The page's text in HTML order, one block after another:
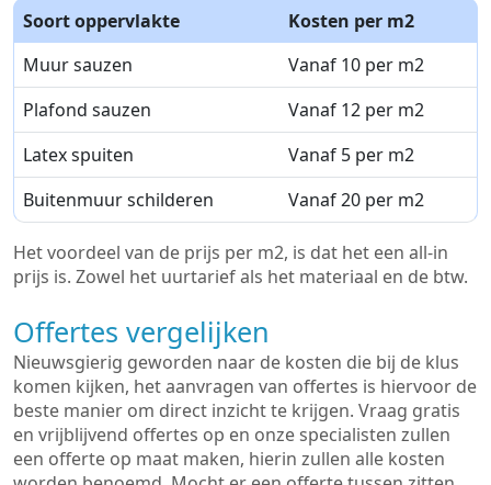
Soort oppervlakte
Kosten per m2
Muur sauzen
Vanaf 10 per m2
Plafond sauzen
Vanaf 12 per m2
Latex spuiten
Vanaf 5 per m2
Buitenmuur schilderen
Vanaf 20 per m2
Het voordeel van de prijs per m2, is dat het een all-in
prijs is. Zowel het uurtarief als het materiaal en de btw.
Offertes vergelijken
Nieuwsgierig geworden naar de kosten die bij de klus
komen kijken, het aanvragen van offertes is hiervoor de
beste manier om direct inzicht te krijgen. Vraag gratis
en vrijblijvend offertes op en onze specialisten zullen
een offerte op maat maken, hierin zullen alle kosten